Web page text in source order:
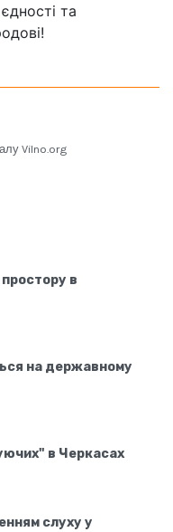
та
Vilno.org
в
на державному
в Черкасах
слуху у